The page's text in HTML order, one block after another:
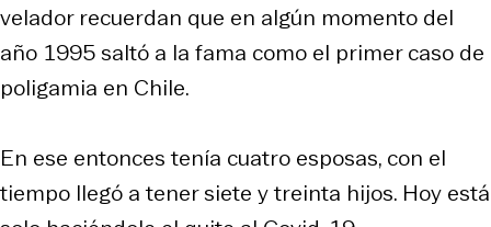
velador recuerdan que en algún momento del
año 1995 saltó a la fama como el primer caso de
poligamia en Chile.
En ese entonces tenía cuatro esposas, con el
tiempo llegó a tener siete y treinta hijos. Hoy está